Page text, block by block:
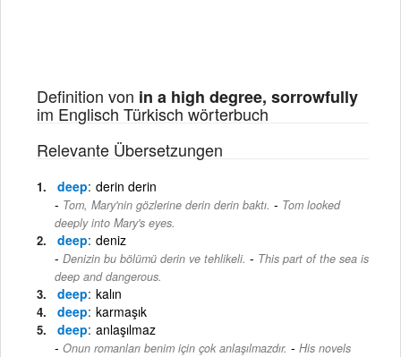
Definition von in a high degree, sorrowfully
im Englisch Türkisch wörterbuch
Relevante Übersetzungen
deep derin derin
Tom, Mary'nin gözlerine derin derin baktı. - Tom looked
deeply into Mary's eyes.
deep deniz
Denizin bu bölümü derin ve tehlikeli. - This part of the sea is
deep and dangerous.
deep kalın
deep karmaşık
deep anlaşılmaz
Onun romanları benim için çok anlaşılmazdır. - His novels